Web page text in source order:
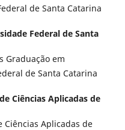
de Santa Catarina
Federal de Santa
Graduação em
de Santa Catarina
Ciências Aplicadas de
Ciências Aplicadas de